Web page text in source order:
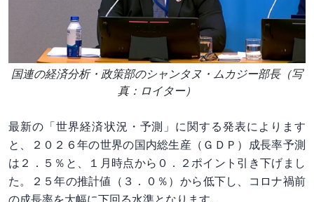
国連の経済分析・政策部のシャンタヌ・ムカジー部長（写
真：ロイター）
最新の「世界経済‌状況・予測」に関する発表によります
と、２０２６年の世界の国内総生産（ＧＤＰ）成長率予測
は２．５％と、１月時点から０．２ポイント引き下げまし
た。２５年の推計値（３．０％）​から低下し、コロナ禍前